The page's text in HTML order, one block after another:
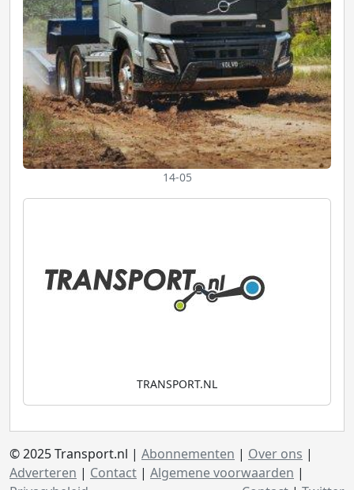
14-05
TRANSPORT.NL
© 2025 Transport.nl | Abonnementen | Over ons |
Adverteren | Contact | Algemene voorwaarden |